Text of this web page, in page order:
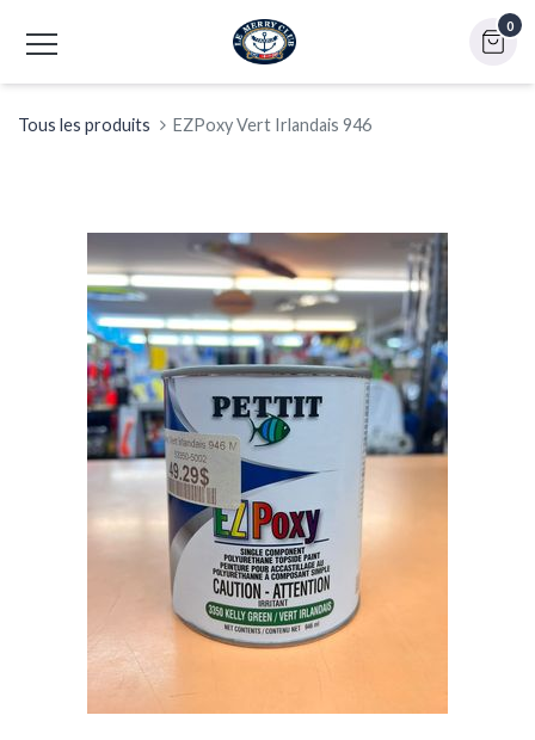
0
Tous les produits EZPoxy Vert Irlandais 946